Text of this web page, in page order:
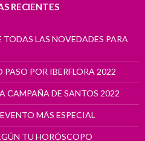
RECIENTES
TODAS LAS NOVEDADES PARA
POR IBERFLORA 2022
CAMPAÑA DE SANTOS 2022
MÁS ESPECIAL
TU HORÓSCOPO